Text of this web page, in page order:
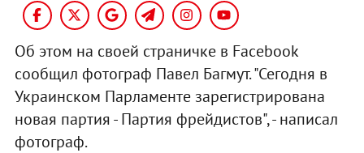
Об этом на своей страничке в Facebook
сообщил фотограф Павел Багмут. "Сегодня в
Украинском Парламенте зарегистрирована
новая партия - Партия фрейдистов", - написал
фотограф.